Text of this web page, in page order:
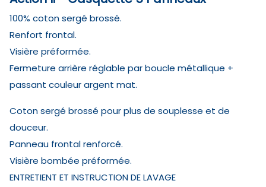
100% coton sergé brossé.
Renfort frontal.
Visière préformée.
Fermeture arrière réglable par boucle métallique +
passant couleur argent mat.
Coton sergé brossé pour plus de souplesse et de
douceur.
Panneau frontal renforcé.
Visière bombée préformée.
ENTRETIENT ET INSTRUCTION DE LAVAGE